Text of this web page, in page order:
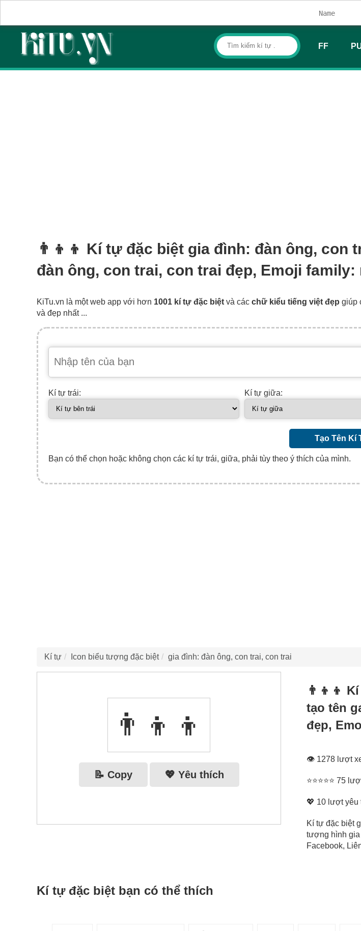
FF
👨‍👦‍👦 Kí tự đặc biệt gia đình: đàn ông, con
đàn ông, con trai, con trai đẹp, Emoji family:
KiTu.vn là một web app với hơn 1001 kí tự đặc biệt và các chữ kiểu tiếng việt đẹp giúp
và đẹp nhất ...
Kí tự trái: Kí tự giữa:
Tạo Tên Kí
Bạn có thể chọn hoặc không chọn các kí tự trái, giữa, phải tùy theo ý thích của mình.
Kí tự Icon biểu tượng đặc biệt gia đình: đàn ông, con trai, con trai
👨‍👦‍👦
📝 Copy 💖 Yêu thích
👨‍👦‍👦
tạo tên
đẹp,
👁 1278 lượt
⭐⭐⭐⭐⭐ 75
💖 10 lượt yêu
Kí tự đặc biệt
tượng hình gia
Facebook,
Kí tự đặc biệt bạn có thể thích